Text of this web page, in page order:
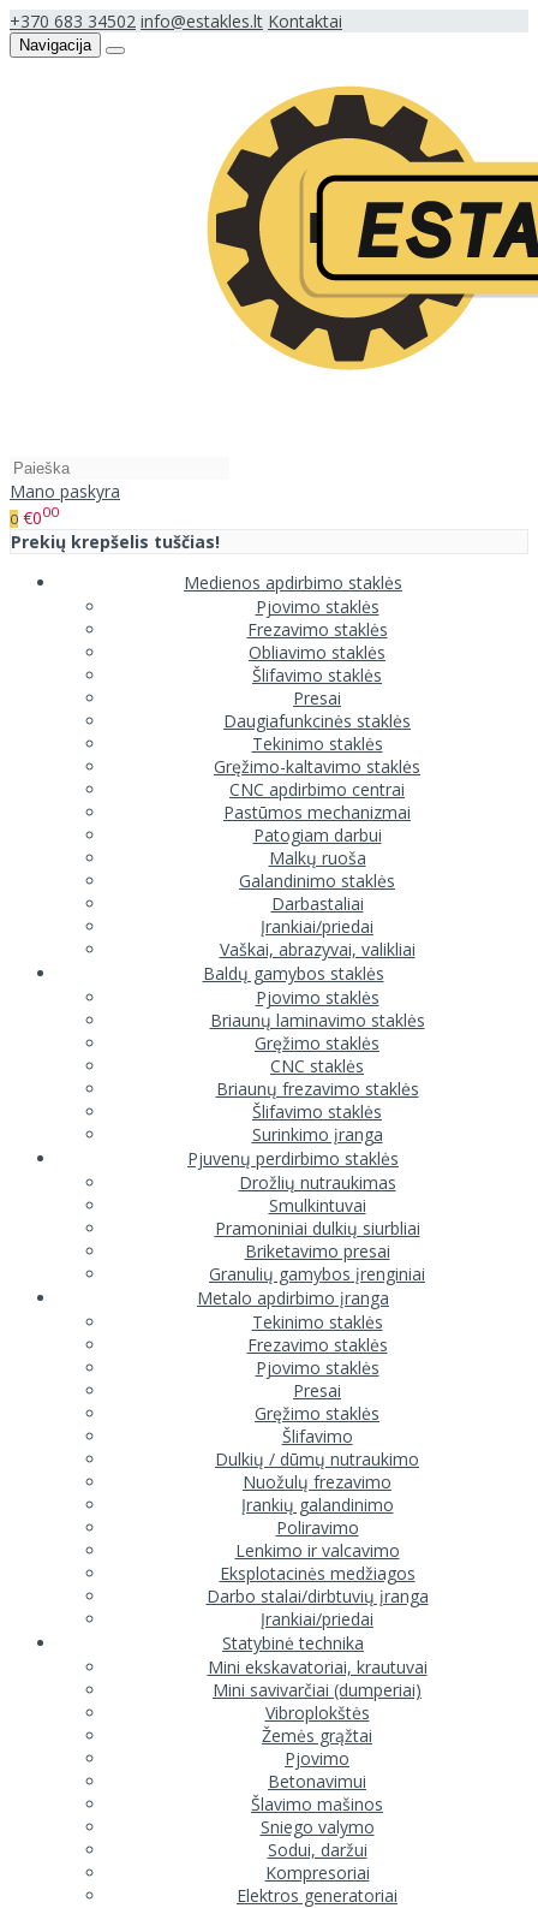
+370 683 34502 info@estakles.lt Kontaktai
Navigacija
Mano paskyra
0 €000
Prekių krepšelis tuščias!
Medienos apdirbimo staklės
Pjovimo staklės
Frezavimo staklės
Obliavimo staklės
Šlifavimo staklės
Presai
Daugiafunkcinės staklės
Tekinimo staklės
Gręžimo-kaltavimo staklės
CNC apdirbimo centrai
Pastūmos mechanizmai
Patogiam darbui
Malkų ruoša
Galandinimo staklės
Darbastaliai
Įrankiai/priedai
Vaškai, abrazyvai, valikliai
Baldų gamybos staklės
Pjovimo staklės
Briaunų laminavimo staklės
Gręžimo staklės
CNC staklės
Briaunų frezavimo staklės
Šlifavimo staklės
Surinkimo įranga
Pjuvenų perdirbimo staklės
Drožlių nutraukimas
Smulkintuvai
Pramoniniai dulkių siurbliai
Briketavimo presai
Granulių gamybos įrenginiai
Metalo apdirbimo įranga
Tekinimo staklės
Frezavimo staklės
Pjovimo staklės
Presai
Gręžimo staklės
Šlifavimo
Dulkių / dūmų nutraukimo
Nuožulų frezavimo
Įrankių galandinimo
Poliravimo
Lenkimo ir valcavimo
Eksplotacinės medžiagos
Darbo stalai/dirbtuvių įranga
Įrankiai/priedai
Statybinė technika
Mini ekskavatoriai, krautuvai
Mini savivarčiai (dumperiai)
Vibroplokštės
Žemės grąžtai
Pjovimo
Betonavimui
Šlavimo mašinos
Sniego valymo
Sodui, daržui
Kompresoriai
Elektros generatoriai